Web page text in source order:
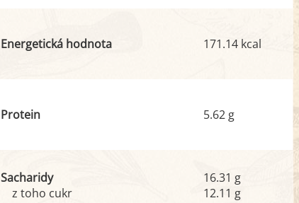
Energetická hodnota 171.14 kcal
Protein 5.62 g
Sacharidy
z toho cukr
16.31 g
12.11 g